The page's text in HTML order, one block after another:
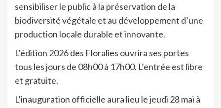
sensibiliser le public à la préservation de la
biodiversité végétale et au développement d’une
production locale durable et innovante.
L’édition 2026 des Floralies ouvrira ses portes
tous les jours de 08h00 à 17h00. L’entrée est libre
et gratuite.
L’inauguration officielle aura lieu le jeudi 28 mai à